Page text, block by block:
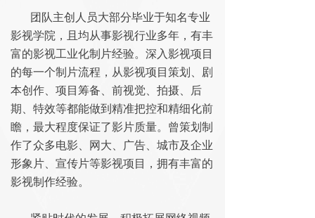
团队主创人员大部分毕业于知名专业
影视学院，且均从事影视行业多年，有丰
富的影视工业化制片经验。深入影视项目
的每一个制片流程，从影视项目策划、剧
本创作、项目筹备、前视觉、拍摄、后
期、特效等都能做到精准把控和精细化前
瞻，最大程度保证了影片质量。曾策划制
作了众多电影、网大、广告、城市及企业
形象片、宣传片等影视项目，拥有丰富的
影视制作经验。